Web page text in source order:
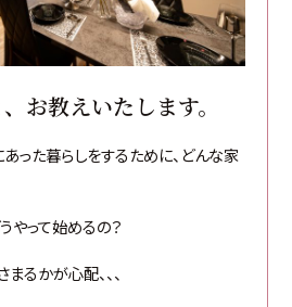
お教えいたします。
った暮らしをするために、どんな家
やって始めるの？
るかが心配、、、